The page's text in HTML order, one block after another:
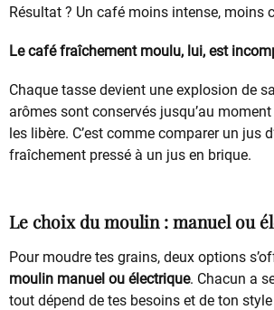
Résultat ? Un café moins intense, moins
Le café fraîchement moulu, lui, est
Chaque tasse devient une explosion de
arômes sont conservés jusqu’au moment
les libère. C’est comme comparer un jus
fraîchement pressé à un jus en brique.
Le choix du moulin : manuel ou
Pour moudre tes grains, deux options
moulin manuel ou électrique. Chacun a
tout dépend de tes besoins et de ton style